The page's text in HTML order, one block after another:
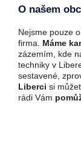
O našem
Nejsme pouze
firma. Máme
zázemím, kde
techniky v
sestavené,
Liberci si
rádi Vám